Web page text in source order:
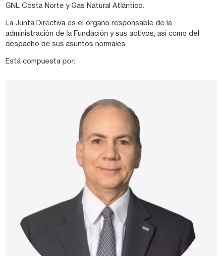
GNL Costa Norte y Gas Natural Atlántico.
La Junta Directiva es el órgano responsable de la
administración de la Fundación y sus activos, así como del
despacho de sus asuntos normales.
Está compuesta por: